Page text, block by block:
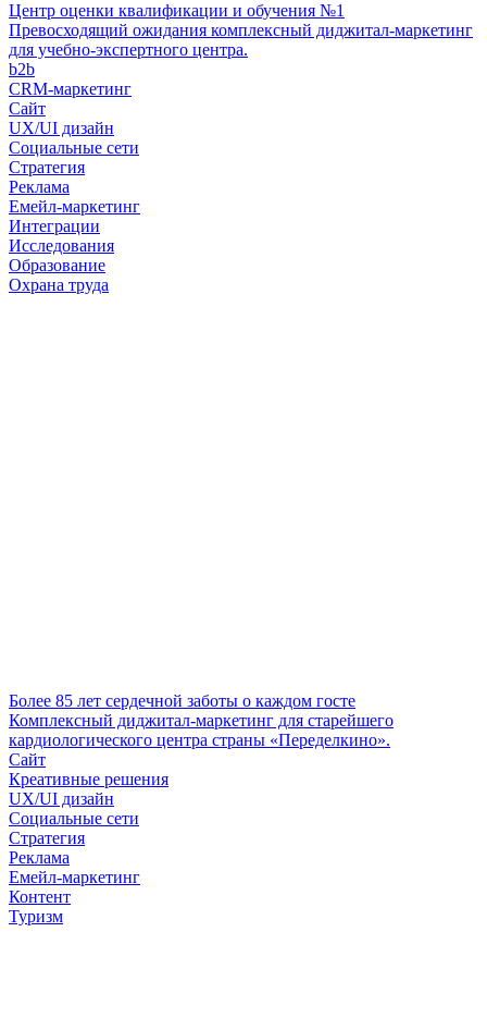
Центр оценки квалификации и обучения №1
Превосходящий ожидания комплексный диджитал-маркетинг
для учебно-экспертного центра.
b2b
CRM-маркетинг
Сайт
UX/UI дизайн
Социальные сети
Стратегия
Реклама
Емейл-маркетинг
Интеграции
Исследования
Образование
Охрана труда
Более 85 лет сердечной заботы о каждом госте
Комплексный диджитал-маркетинг для старейшего
кардиологического центра страны «Переделкино».
Сайт
Креативные решения
UX/UI дизайн
Социальные сети
Стратегия
Реклама
Емейл-маркетинг
Контент
Туризм